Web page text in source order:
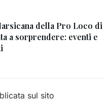
della Pro Loco di
a sorprendere: eventi e
sul sito